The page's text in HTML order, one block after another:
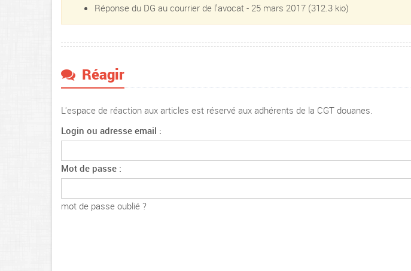
Réponse du DG au courrier de l’avocat - 25 mars 2017 (312.3 kio)
Réagir
L'espace de réaction aux articles est réservé aux adhérents de la CGT douanes.
Login ou adresse email :
Mot de passe :
mot de passe oublié ?